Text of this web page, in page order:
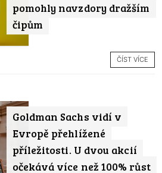
pomohly navzdory dražším
čipům
ČÍST VÍCE
Goldman Sachs vidí v
Evropě přehlížené
příležitosti. U dvou akcií
očekává více než 100% růst